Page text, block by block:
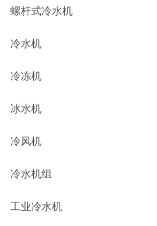
螺杆式冷水机
冷水机
冷冻机
冰水机
冷风机
冷水机组
工业冷水机